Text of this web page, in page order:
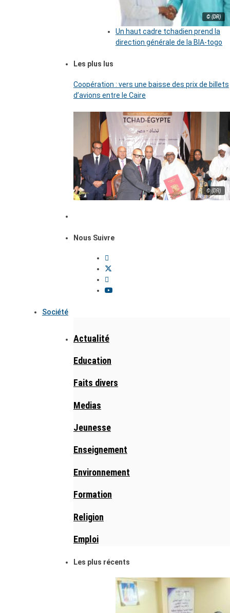
© (DR)
Un haut cadre tchadien prend la
direction générale de la BIA-togo
Les plus lus
Coopération : vers une baisse des prix de billets
d’avions entre le Caire
© (DR)
Nous Suivre
Société
Actualité
Education
Faits divers
Medias
Jeunesse
Enseignement
Environnement
Formation
Religion
Emploi
Les plus récents